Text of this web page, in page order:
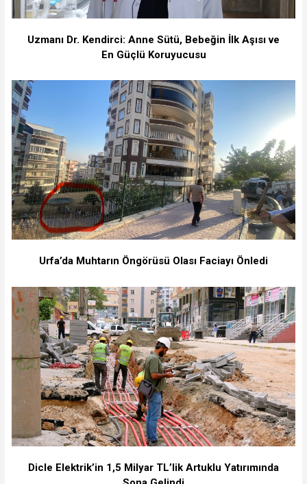
Uzmanı Dr. Kendirci: Anne Sütü, Bebeğin İlk Aşısı ve
En Güçlü Koruyucusu
Urfa’da Muhtarın Öngörüsü Olası Faciayı Önledi
Dicle Elektrik’in 1,5 Milyar TL’lik Artuklu Yatırımında